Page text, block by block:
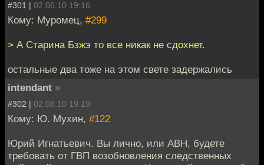
#301 | 02.06.10 19:16
Кому: Муромец, #299
> А Старина Бзжэ то все никак не сдохнет.
остальные два тоже на этом свете задержались
intendant »
#302 | 02.06.10 19:19
Кому: Ю. Мухин, #122
Юрий Игнатьевич. Вы лично, или АВН, будете
требовать от ГВП возобновления следственных